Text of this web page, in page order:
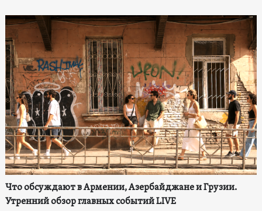
Что обсуждают в Армении, Азербайджане и Грузии.
Утренний обзор главных событий LIVE